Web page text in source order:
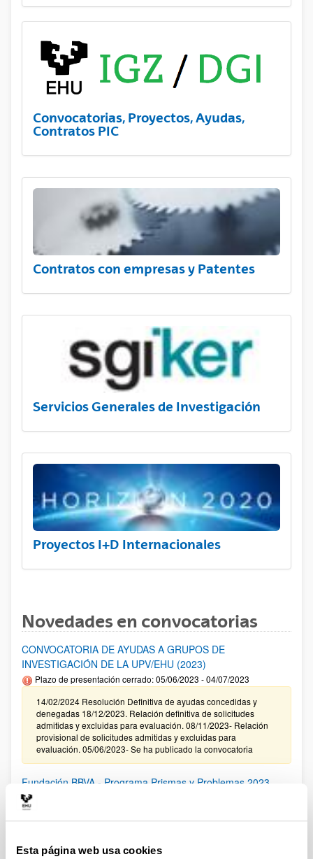
Esta página web usa cookies
Convocatorias, Proyectos, Ayudas,
Contratos PIC
Contratos con empresas y Patentes
Servicios Generales de Investigación
Proyectos I+D Internacionales
Novedades en convocatorias
CONVOCATORIA DE AYUDAS A GRUPOS DE
INVESTIGACIÓN DE LA UPV/EHU (2023)
Plazo de presentación cerrado: 05/06/2023 - 04/07/2023
14/02/2024 Resolución Definitiva de ayudas concedidas y
denegadas 18/12/2023. Relación definitiva de solicitudes
admitidas y excluidas para evaluación. 08/11/2023- Relación
provisional de solicitudes admitidas y excluidas para
evaluación. 05/06/2023- Se ha publicado la convocatoria
Fundación BBVA - Programa Prismas y Problemas 2023
Ayudas a la Investigación e Innovación Tecnológica con
cargo a los fondos previstos para acciones Universidad-
Plazo de presentación cerrado: 18/01/2024 - 19/02/2024